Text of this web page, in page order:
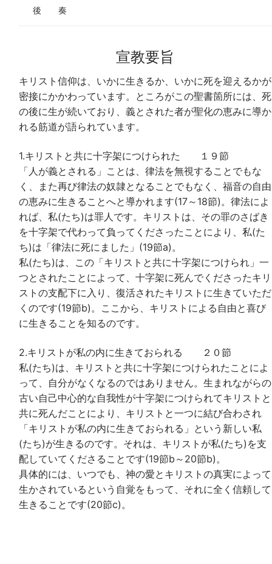
後 奏
宣教要旨
キリスト信仰は、いかに生きるか、いかに死を迎えるかが
密接にかかわっています。ところがこの聖書箇所には、死
の後に生が続いており、義とされた者が聖化の恵みに導か
れる筋道が語られています。
1.キリストと共に十字架につけられた １９節
「人が義とされる」ことは、律法を無視することでもな
く、また再び律法の奴隷となることでもなく、福音の自由
の恵みに生きることへと導かれます(17～18節)。律法によ
れば、私(たち)は罪人です。キリストは、その罪のさばき
を十字架で代わって負ってくださったことにより、私(た
ち)は「律法に死にました」(19節a)。
私(たち)は、この「キリストと共に十字架につけられ」一
つとされたことによって、十字架に死んでくださったキリ
ストの支配下に入り、復活されたキリストに生きていただ
くのです(19節b)。ここから、キリストによる自由と喜び
に生きることを知るのです。
2.キリストが私の内に生きておられる ２０節
私(たち)は、キリストと共に十字架につけられたことによ
って、自分がなくなるのではありません。生まれながらの
古い自己中心的な自我性が十字架につけられてキリストと
共に死んだことにより、キリストと一つに結び合わされ
「キリストが私の内に生きておられる」という新しい私
(たち)が生きるのです。それは、キリストが私(たち)を支
配していてくださることです(19節b～20節b)。
具体的には、いつでも、神の愛とキリストの真実によって
生かされているという自覚をもって、それに全く信頼して
生きることです(20節c)。